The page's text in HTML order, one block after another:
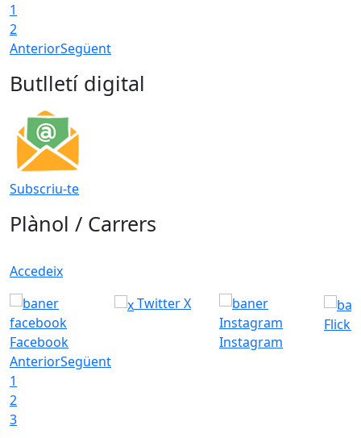
1
2
AnteriorSegüent
Butlletí digital
Subscriu-te
Plànol / Carrers
Accedeix
Facebook
Twitter X
Instagram
Flickr
AnteriorSegüent
1
2
3